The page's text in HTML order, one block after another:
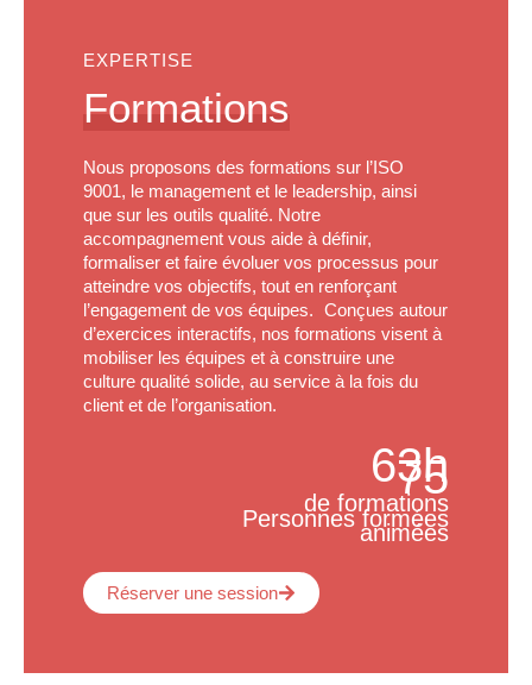
EXPERTISE
Formations
Nous proposons des formations sur l’ISO
9001, le management et le leadership, ainsi
que sur les outils qualité. Notre
accompagnement vous aide à définir,
formaliser et faire évoluer vos processus pour
atteindre vos objectifs, tout en renforçant
l’engagement de vos équipes. Conçues autour
d’exercices interactifs, nos formations visent à
mobiliser les équipes et à construire une
culture qualité solide, au service à la fois du
client et de l’organisation.
63h
de formations
animées
75
Personnes formées
Réserver une session